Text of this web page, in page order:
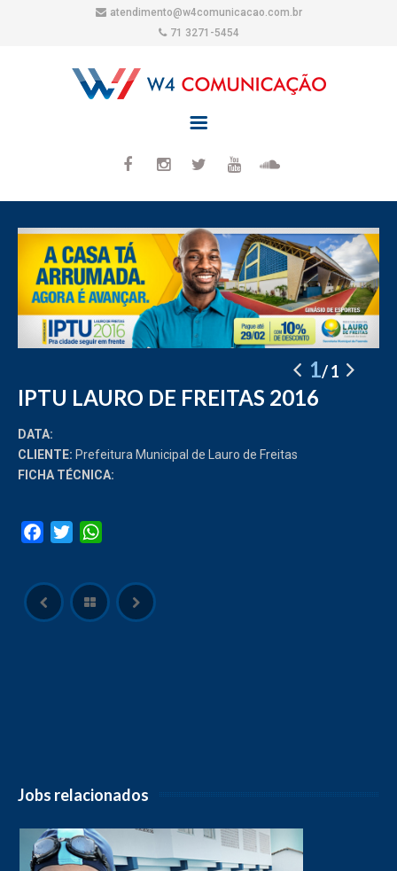
atendimento@w4comunicacao.com.br
71 3271-5454
1 1
IPTU LAURO DE FREITAS 2016
DATA:
CLIENTE: Prefeitura Municipal de Lauro de Freitas
FICHA TÉCNICA:
Facebook
Twitter
Jobs relacionados